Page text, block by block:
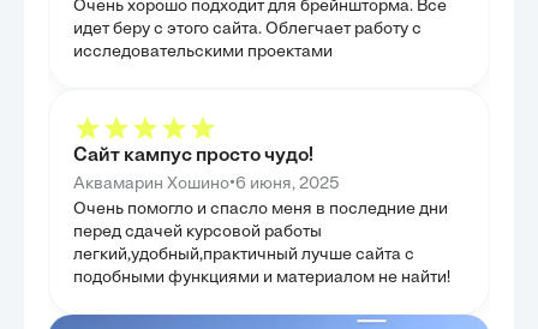
Очень хорошо подходит для брейншторма. Все
идет беру с этого сайта. Облегчает работу с
исследовательскими проектами
Сайт кампус просто чудо!
Аквамарин Хошино•6 июня, 2025
Очень помогло и спасло меня в последние дни
перед сдачей курсовой работы
легкий,удобный,практичный лучше сайта с
подобными функциями и материалом не найти!